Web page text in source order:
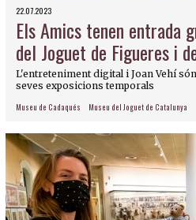
22.07.2023
Els Amics tenen entrada
del Joguet de Figueres i
L'entreteniment digital i Joan Vehí
seves exposicions temporals
Museu de Cadaqués Museu del Joguet de Catalunya